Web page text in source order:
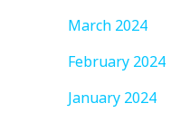
March 2024
February 2024
January 2024